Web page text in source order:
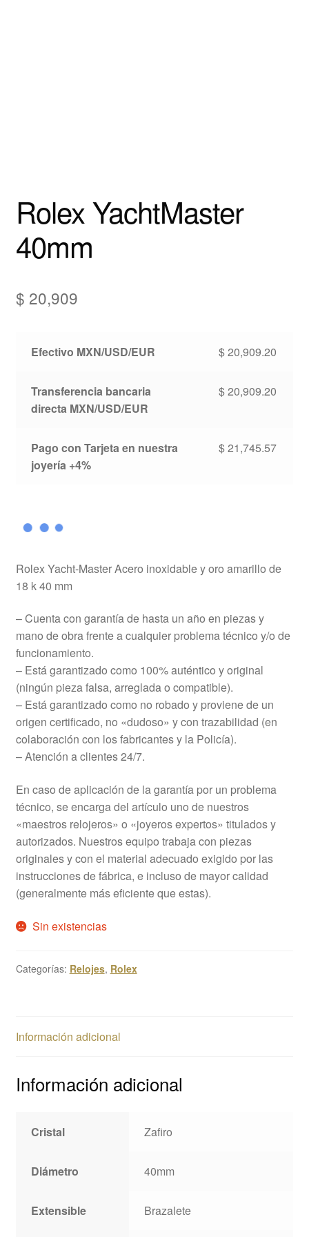
Rolex YachtMaster
40mm
$ 20,909
Efectivo MXN/USD/EUR $20,909.20
Transferencia bancaria
directa MXN/USD/EUR
$20,909.20
Pago con Tarjeta en nuestra
joyería +4%
$21,745.57
Rolex Yacht-Master Acero inoxidable y oro amarillo de
18 k 40 mm
– Cuenta con garantía de hasta un año en piezas y
mano de obra frente a cualquier problema técnico y/o de
funcionamiento.
– Está garantizado como 100% auténtico y original
(ningún pieza falsa, arreglada o compatible).
– Está garantizado como no robado y proviene de un
origen certificado, no «dudoso» y con trazabilidad (en
colaboración con los fabricantes y la Policía).
– Atención a clientes 24/7.
En caso de aplicación de la garantía por un problema
técnico, se encarga del artículo uno de nuestros
«maestros relojeros» o «joyeros expertos» titulados y
autorizados. Nuestros equipo trabaja con piezas
originales y con el material adecuado exigido por las
instrucciones de fábrica, e incluso de mayor calidad
(generalmente más eficiente que estas).
Sin existencias
Categorías: Relojes, Rolex
Información adicional
Información adicional
Cristal Zafiro
Diámetro 40mm
Extensible Brazalete